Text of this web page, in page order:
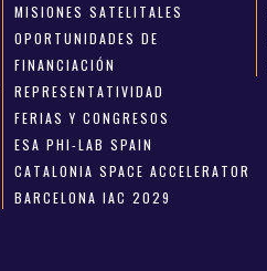
MISIONES SATELITALES
OPORTUNIDADES DE
FINANCIACIÓN
REPRESENTATIVIDAD
FERIAS Y CONGRESOS
ESA PHI-LAB SPAIN
CATALONIA SPACE ACCELERATOR
BARCELONA IAC 2029